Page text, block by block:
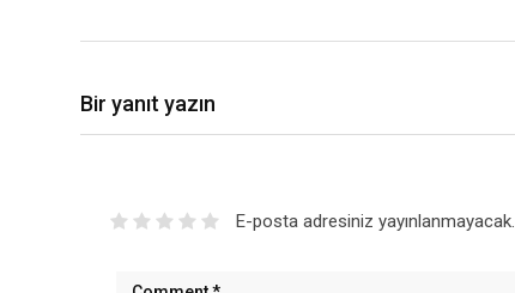
Bir yanıt yazın
E-posta adresiniz yayınlanmayacak.